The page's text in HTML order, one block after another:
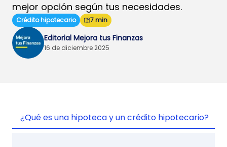
mejor opción según tus necesidades.
Crédito hipotecario 7 min
Editorial Mejora tus Finanzas
16 de diciembre 2025
¿Qué es una hipoteca y un crédito hipotecario?